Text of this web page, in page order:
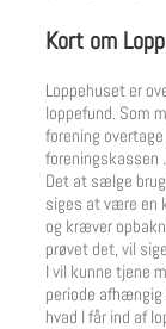
Kort om
Loppehuset er
loppefund. Som
forening
foreningskassen .
Det at sælge
siges at være en
og kræver
prøvet det, vil
I vil kunne tjene
periode afhængig
hvad I får ind af